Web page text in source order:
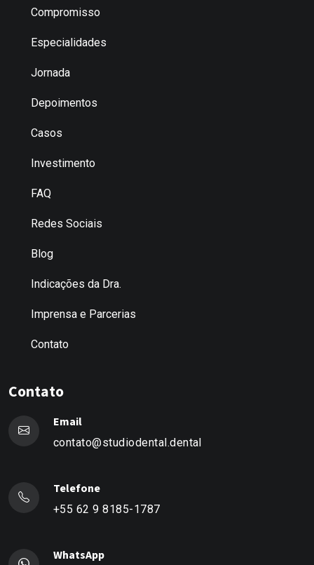
Compromisso
Especialidades
Jornada
Depoimentos
Casos
Investimento
FAQ
Redes Sociais
Blog
Indicações da Dra.
Imprensa e Parcerias
Contato
Contato
Email
contato@studiodental.dental
Telefone
+55 62 9 8185-1787
WhatsApp